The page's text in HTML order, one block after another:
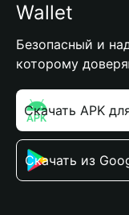
Wallet
Безопасный и
которому
Скачать APK
Скачать из